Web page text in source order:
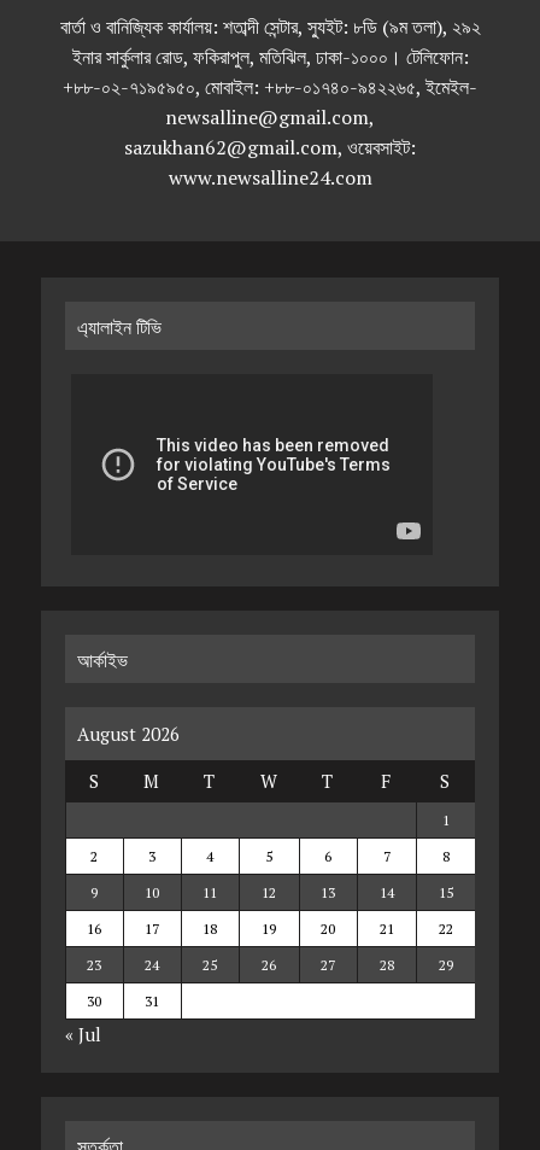
বার্তা ও বানিজ্যিক কার্যালয়: শতাব্দী সেন্টার, স্যুইট: ৮ডি (৯ম তলা), ২৯২
ইনার সার্কুলার রোড, ফকিরাপুল, মতিঝিল, ঢাকা-১০০০। টেলিফোন:
+৮৮-০২-৭১৯৫৯৫০, মোবাইল: +৮৮-০১৭৪০-৯৪২২৬৫, ইমেইল-
newsalline@gmail.com,
sazukhan62@gmail.com, ওয়েবসাইট:
www.newsalline24.com
এ্যালাইন টিভি
আর্কাইভ
August 2026
S
M T W T F S
1
2
3 4 5 6 7
8
9
10 11 12 13 14
15
16
17 18 19 20 21
22
23
24 25 26 27 28
29
30
31
« Jul